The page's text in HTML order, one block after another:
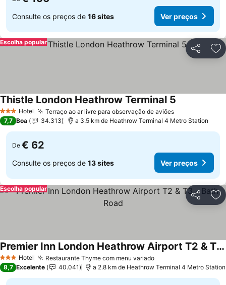
Consulte os preços de 16 sites Ver preços
Partilhar
Escolha popular
3 EstrelasHotel Terraço ao ar livre para observação de aviõesVer preços
Thistle London Heathrow Terminal 5
7,7 Boa 34.313 a 3.5 km de Heathrow Terminal 4 Metro Station
De € 62
Consulte os preços de 13 sites Ver preços
Partilhar
Escolha popular
3 EstrelasHotel Restaurante Thyme com menu variadoVer preços
Premier Inn London Heathrow Airport T2 & T3 - Bath Road
Ver preços
8,7 Excelente 40.041 a 2.8 km de Heathrow Terminal 4 Metro Station